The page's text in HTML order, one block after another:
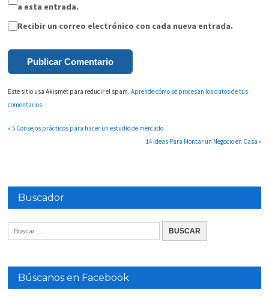
a esta entrada.
Recibir un correo electrónico con cada nueva entrada.
Este sitio usa Akismet para reducir el spam.Aprende cómo se procesan los datos de tus
comentarios.
«5 Consejos prácticos para hacer un estudio de mercado
14 Ideas Para Montar un Negocio en Casa »
Buscador
Búscanos en Facebook